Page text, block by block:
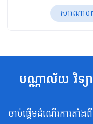
សារណាបញ្
បណ្ណាល័យ វិទ្យ
ចាប់ផ្តើមដំណើរការតាំង